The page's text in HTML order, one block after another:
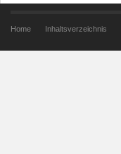
Home Inhaltsverzeichnis